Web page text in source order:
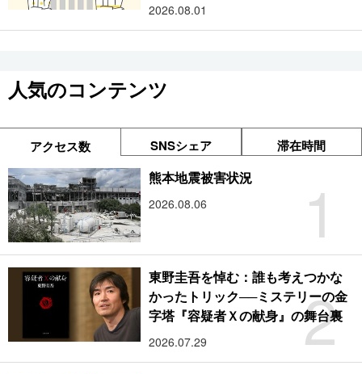
2026.08.01
人気のコンテンツ
アクセス数 SNSシェア 滞在時間
1
熊本地震被害状況
2026.08.06
2
東野圭吾を悼む：誰も考えつかな
かったトリック──ミステリーの金
字塔『容疑者Ｘの献身』の舞台裏
2026.07.29